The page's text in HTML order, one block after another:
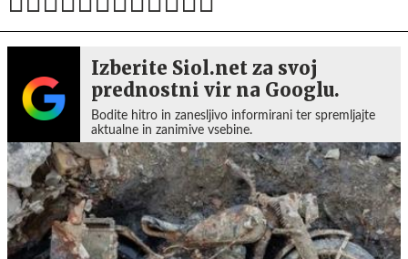
Izberite Siol.net za svoj
prednostni vir na Googlu.
Bodite hitro in zanesljivo informirani ter spremljajte
aktualne in zanimive vsebine.